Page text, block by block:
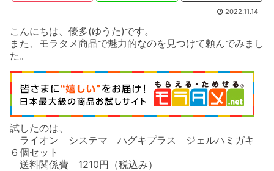
2022.11.14
こんにちは、優多(ゆうた)です。
また、モラタメ商品で魅力的なのを見つけて頼んでみまし
た。
試したのは、
ライオン システマ ハグキプラス ジェルハミガキ
６個セット
送料関係費 1210円（税込み）